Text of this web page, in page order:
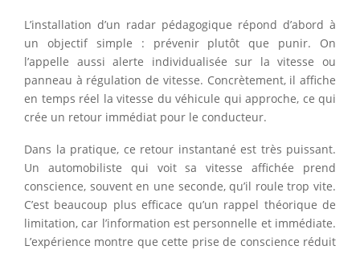
L’installation d’un radar pédagogique répond d’abord à
un objectif simple : prévenir plutôt que punir. On
l’appelle aussi alerte individualisée sur la vitesse ou
panneau à régulation de vitesse. Concrètement, il affiche
en temps réel la vitesse du véhicule qui approche, ce qui
crée un retour immédiat pour le conducteur.
Dans la pratique, ce retour instantané est très puissant.
Un automobiliste qui voit sa vitesse affichée prend
conscience, souvent en une seconde, qu’il roule trop vite.
C’est beaucoup plus efficace qu’un rappel théorique de
limitation, car l’information est personnelle et immédiate.
L’expérience montre que cette prise de conscience réduit